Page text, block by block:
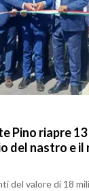
Pino riapre
del nastro e
del valore di 18